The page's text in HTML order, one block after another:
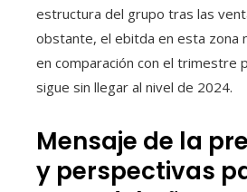
estructura del grupo tras las
obstante, el ebitda en esta zona
en comparación con el trimestre
sigue sin llegar al nivel de 2024.
Mensaje de la
y perspectivas